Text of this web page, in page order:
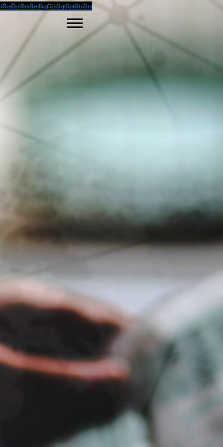
Matchmaking Corporation